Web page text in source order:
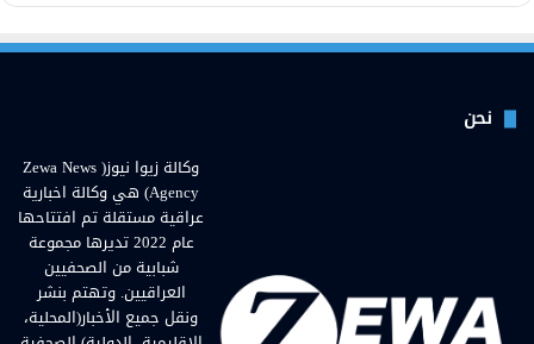
نحن
وكالة زيوا نيوز( Zewa News
Agency) هي وكالة اخبارية
عراقية مستقلة تم افتتاحها
عام 2022 تديرها مجموعة
شبابية من الصحفيين
العراقيين. وتهتم بنشر
ونقل جميع الأخبار(المحلية،